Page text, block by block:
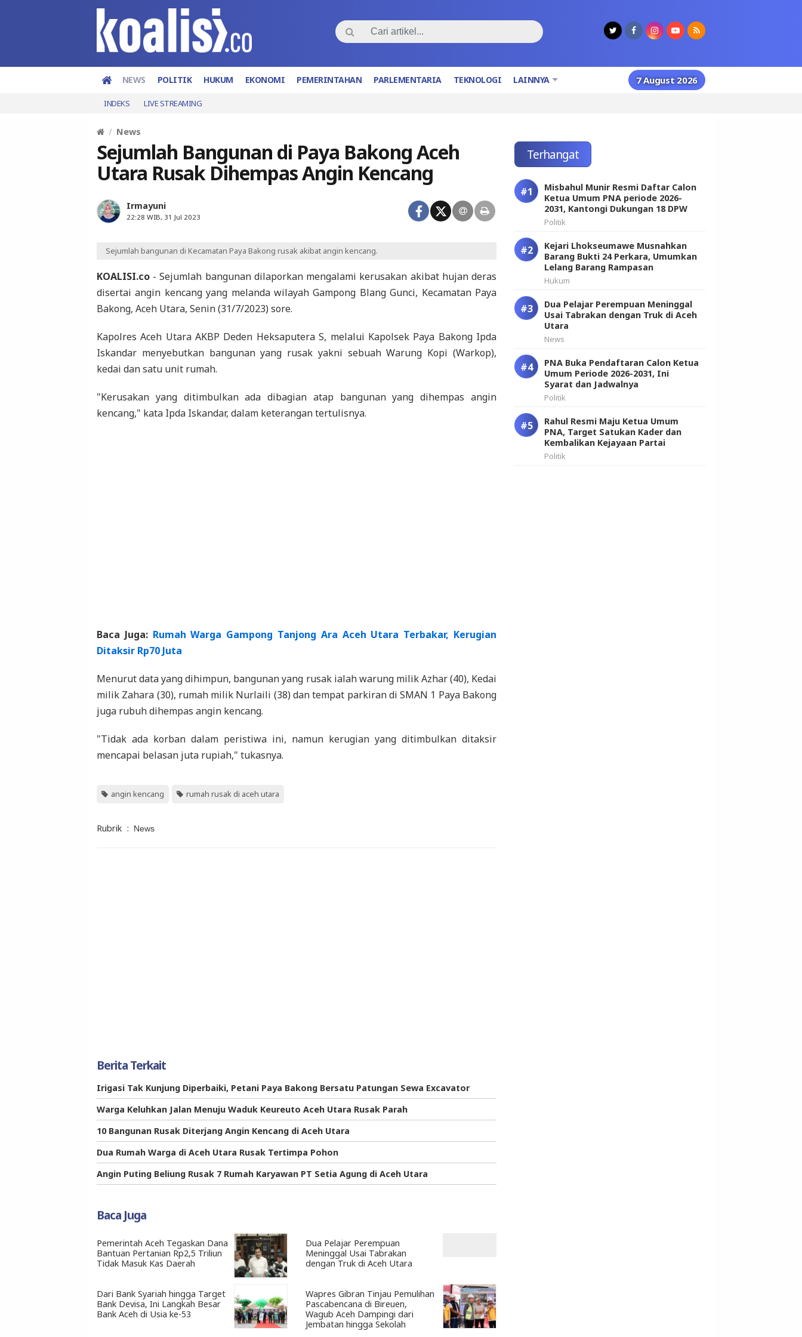
NEWS POLITIK HUKUM EKONOMI PEMERINTAHAN PARLEMENTARIA TEKNOLOGI LAINNYA 7 August 2026
INDEKS LIVE STREAMING
News
Sejumlah Bangunan di Paya Bakong Aceh
Utara Rusak Dihempas Angin Kencang
Irmayuni
22:28 WIB, 31 Jul 2023
Sejumlah bangunan di Kecamatan Paya Bakong rusak akibat angin kencang.
KOALISI.co - Sejumlah bangunan dilaporkan mengalami kerusakan akibat hujan deras
disertai angin kencang yang melanda wilayah Gampong Blang Gunci, Kecamatan Paya
Bakong, Aceh Utara, Senin (31/7/2023) sore.
Kapolres Aceh Utara AKBP Deden Heksaputera S, melalui Kapolsek Paya Bakong Ipda
Iskandar menyebutkan bangunan yang rusak yakni sebuah Warung Kopi (Warkop),
kedai dan satu unit rumah.
"Kerusakan yang ditimbulkan ada dibagian atap bangunan yang dihempas angin
kencang," kata Ipda Iskandar, dalam keterangan tertulisnya.
Baca Juga: Rumah Warga Gampong Tanjong Ara Aceh Utara Terbakar, Kerugian
Ditaksir Rp70 Juta
Menurut data yang dihimpun, bangunan yang rusak ialah warung milik Azhar (40), Kedai
milik Zahara (30), rumah milik Nurlaili (38) dan tempat parkiran di SMAN 1 Paya Bakong
juga rubuh dihempas angin kencang.
"Tidak ada korban dalam peristiwa ini, namun kerugian yang ditimbulkan ditaksir
mencapai belasan juta rupiah," tukasnya.
angin kencang rumah rusak di aceh utara
Rubrik : News
Berita Terkait
Irigasi Tak Kunjung Diperbaiki, Petani Paya Bakong Bersatu Patungan Sewa Excavator
Warga Keluhkan Jalan Menuju Waduk Keureuto Aceh Utara Rusak Parah
10 Bangunan Rusak Diterjang Angin Kencang di Aceh Utara
Dua Rumah Warga di Aceh Utara Rusak Tertimpa Pohon
Angin Puting Beliung Rusak 7 Rumah Karyawan PT Setia Agung di Aceh Utara
Baca Juga
Pemerintah Aceh Tegaskan Dana
Bantuan Pertanian Rp2,5 Triliun
Tidak Masuk Kas Daerah
Dua Pelajar Perempuan
Meninggal Usai Tabrakan
dengan Truk di Aceh Utara
Dari Bank Syariah hingga Target
Bank Devisa, Ini Langkah Besar
Bank Aceh di Usia ke-53
Wapres Gibran Tinjau Pemulihan
Pascabencana di Bireuen,
Wagub Aceh Dampingi dari
Jembatan hingga Sekolah
Terhangat
Misbahul Munir Resmi Daftar Calon
Ketua Umum PNA periode 2026-
2031, Kantongi Dukungan 18 DPW
Politik
Kejari Lhokseumawe Musnahkan
Barang Bukti 24 Perkara, Umumkan
Lelang Barang Rampasan
Hukum
Dua Pelajar Perempuan Meninggal
Usai Tabrakan dengan Truk di Aceh
Utara
News
PNA Buka Pendaftaran Calon Ketua
Umum Periode 2026-2031, Ini
Syarat dan Jadwalnya
Politik
Rahul Resmi Maju Ketua Umum
PNA, Target Satukan Kader dan
Kembalikan Kejayaan Partai
Politik